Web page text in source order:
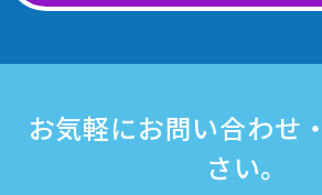
お気軽にお問い合わせ
さい。